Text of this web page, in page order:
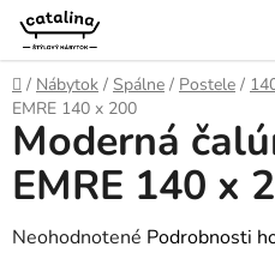
Prejsť
obsah
Domov
/ Nábytok / Spálne / Postele /
EMRE 140 x 200
Moderná
EMRE 140 x
Priemerné
Neohodnotené Podrobnosti